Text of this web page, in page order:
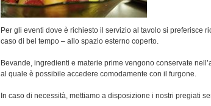
Per gli eventi dove è richiesto il servizio al tavolo si preferisce
caso di bel tempo – allo spazio esterno coperto.
Bevande, ingredienti e materie prime vengono conservate
al quale è possibile accedere comodamente con il furgone.
In caso di necessità, mettiamo a disposizione i nostri pregiati